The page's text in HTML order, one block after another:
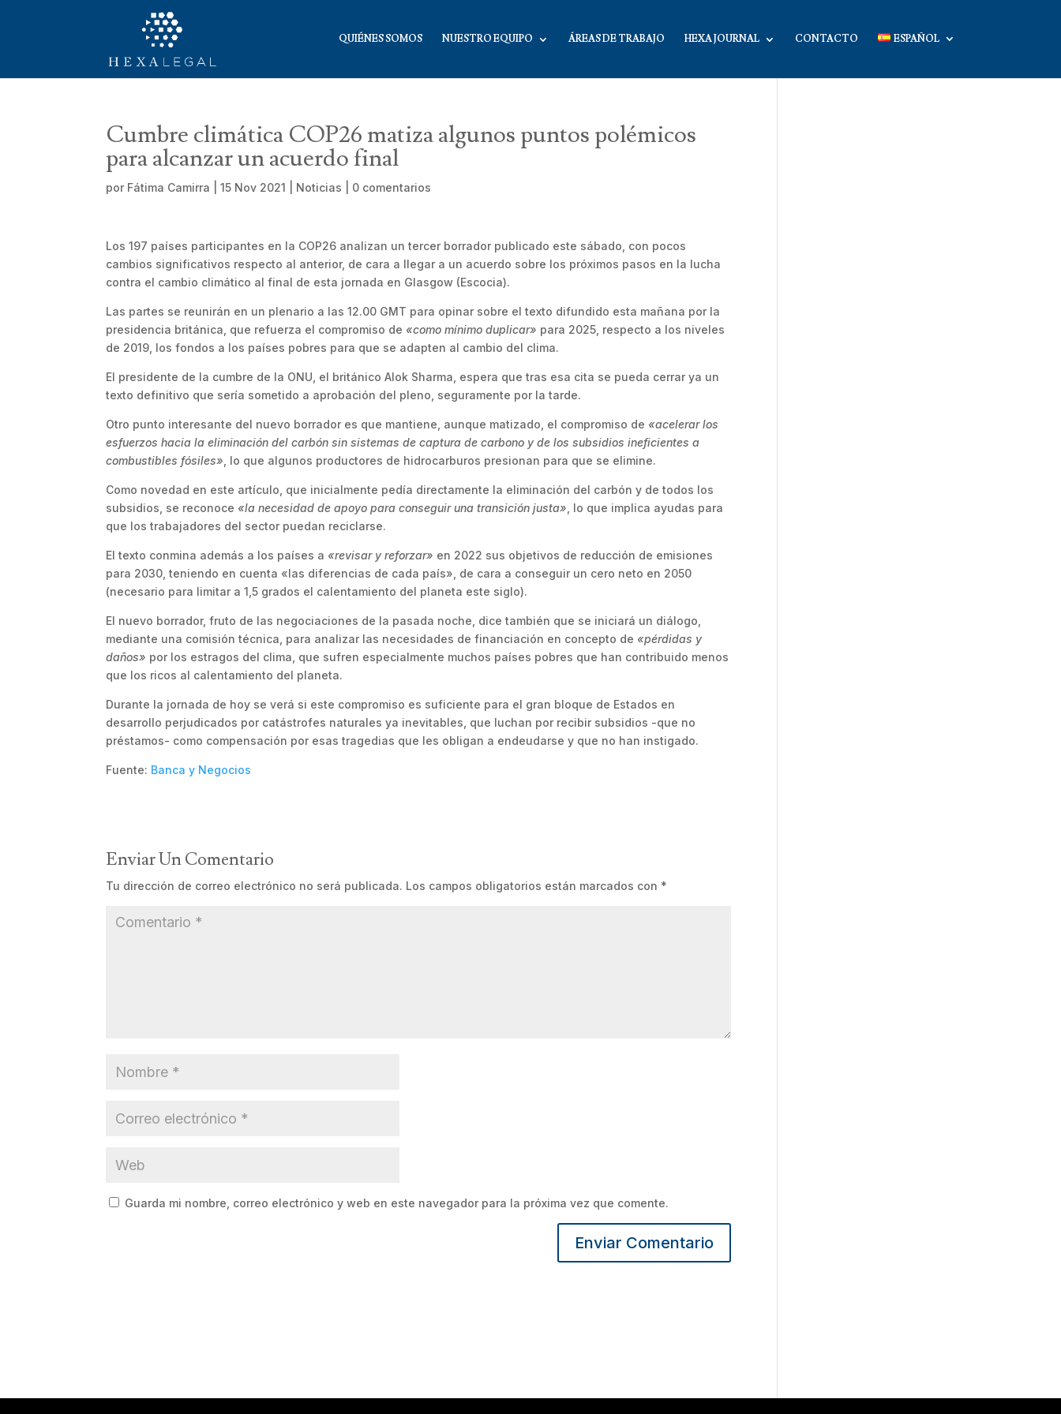
QUIÉNES SOMOS NUESTRO EQUIPO ÁREAS DE TRABAJO HEXA JOURNAL CONTACTO ESPAÑOL
Cumbre climática COP26 matiza algunos puntos polémicos
para alcanzar un acuerdo final
por Fátima Camirra |15 Nov 2021 Noticias 0 comentarios
Los 197 países participantes en la COP26 analizan un tercer borrador publicado este sábado, con pocos
cambios significativos respecto al anterior, de cara a llegar a un acuerdo sobre los próximos pasos en la lucha
contra el cambio climático al final de esta jornada en Glasgow (Escocia).
Las partes se reunirán en un plenario a las 12.00 GMT para opinar sobre el texto difundido esta mañana por la
presidencia británica, que refuerza el compromiso de «como mínimo duplicar» para 2025, respecto a los niveles
de 2019, los fondos a los países pobres para que se adapten al cambio del clima.
El presidente de la cumbre de la ONU, el británico Alok Sharma, espera que tras esa cita se pueda cerrar ya un
texto definitivo que sería sometido a aprobación del pleno, seguramente por la tarde.
Otro punto interesante del nuevo borrador es que mantiene, aunque matizado, el compromiso de «acelerar los
esfuerzos hacia la eliminación del carbón sin sistemas de captura de carbono y de los subsidios ineficientes a
combustibles fósiles» , lo que algunos productores de hidrocarburos presionan para que se elimine.
Como novedad en este artículo, que inicialmente pedía directamente la eliminación del carbón y de todos los
subsidios, se reconoce «la necesidad de apoyo para conseguir una transición justa» , lo que implica ayudas para
que los trabajadores del sector puedan reciclarse.
El texto conmina además a los países a «revisar y reforzar» en 2022 sus objetivos de reducción de emisiones
para 2030, teniendo en cuenta «las diferencias de cada país», de cara a conseguir un cero neto en 2050
(necesario para limitar a 1,5 grados el calentamiento del planeta este siglo).
El nuevo borrador, fruto de las negociaciones de la pasada noche, dice también que se iniciará un diálogo,
mediante una comisión técnica, para analizar las necesidades de financiación en concepto de «pérdidas y
daños» por los estragos del clima, que sufren especialmente muchos países pobres que han contribuido menos
que los ricos al calentamiento del planeta.
Durante la jornada de hoy se verá si este compromiso es suficiente para el gran bloque de Estados en
desarrollo perjudicados por catástrofes naturales ya inevitables, que luchan por recibir subsidios -que no
préstamos- como compensación por esas tragedias que les obligan a endeudarse y que no han instigado.
Fuente: Banca y Negocios
Enviar Un Comentario
Tu dirección de correo electrónico no será publicada. Los campos obligatorios están marcados con *
Guarda mi nombre, correo electrónico y web en este navegador para la próxima vez que comente.